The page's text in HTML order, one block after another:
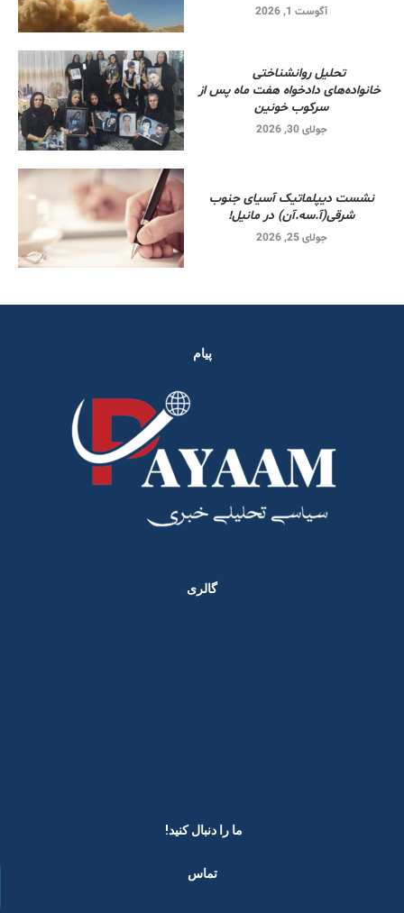
آگوست 1, 2026
تحلیل روانشناختی
خانواده‌های دادخواه هفت ماه پس از
سرکوب خونین
جولای 30, 2026
نشست دیپلماتیک آسیای جنوب
شرقی‌(آ.سه.آن) در مانیل!
جولای 25, 2026
پیام
گالری
ما را دنبال کنید! ​
تماس